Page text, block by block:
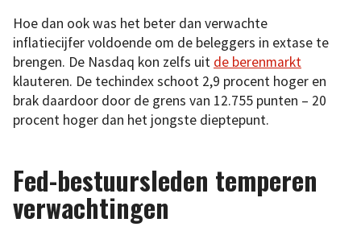
Hoe dan ook was het beter dan verwachte
inflatiecijfer voldoende om de beleggers in extase te
brengen. De Nasdaq kon zelfs uit de berenmarkt
klauteren. De techindex schoot 2,9 procent hoger en
brak daardoor door de grens van 12.755 punten – 20
procent hoger dan het jongste dieptepunt.
Fed-bestuursleden temperen
verwachtingen